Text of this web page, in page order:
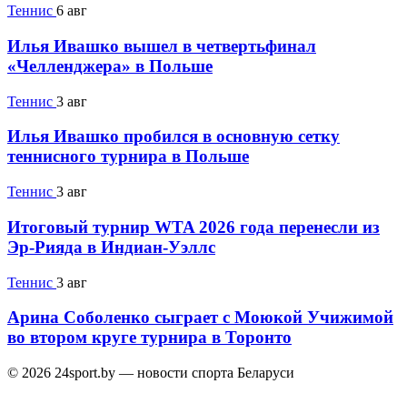
Теннис 6 авг
Илья Ивашко вышел в четвертьфинал
«Челленджера» в Польше
Теннис 3 авг
Илья Ивашко пробился в основную сетку
теннисного турнира в Польше
Теннис 3 авг
Итоговый турнир WTA 2026 года перенесли из
Эр-Рияда в Индиан-Уэллс
Теннис 3 авг
Арина Соболенко сыграет с Моюкой Учижимой
во втором круге турнира в Торонто
© 2026 24sport.by — новости спорта Беларуси